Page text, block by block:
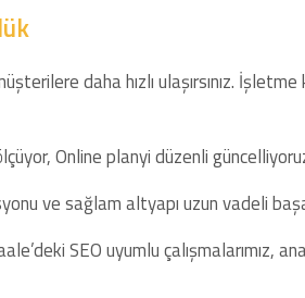
daha hızlı ulaşırsınız.
Online planyi düzenli
ve sağlam altyapı uzun vadeli
SEO uyumlu